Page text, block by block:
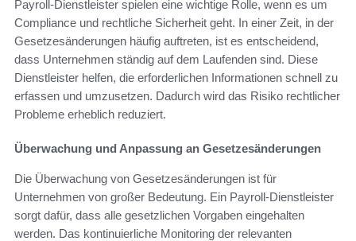
Payroll-Dienstleister spielen eine wichtige Rolle, wenn es um
Compliance und rechtliche Sicherheit geht. In einer Zeit, in der
Gesetzesänderungen häufig auftreten, ist es entscheidend,
dass Unternehmen ständig auf dem Laufenden sind. Diese
Dienstleister helfen, die erforderlichen Informationen schnell zu
erfassen und umzusetzen. Dadurch wird das Risiko rechtlicher
Probleme erheblich reduziert.
Überwachung und Anpassung an Gesetzesänderungen
Die Überwachung von Gesetzesänderungen ist für
Unternehmen von großer Bedeutung. Ein Payroll-Dienstleister
sorgt dafür, dass alle gesetzlichen Vorgaben eingehalten
werden. Das kontinuierliche Monitoring der relevanten